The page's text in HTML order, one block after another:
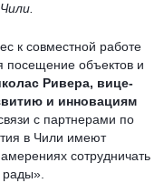
к совместной работе
посещение объектов и
Ривера, вице-
и инновациям
с партнерами по
в Чили имеют
сотрудничать